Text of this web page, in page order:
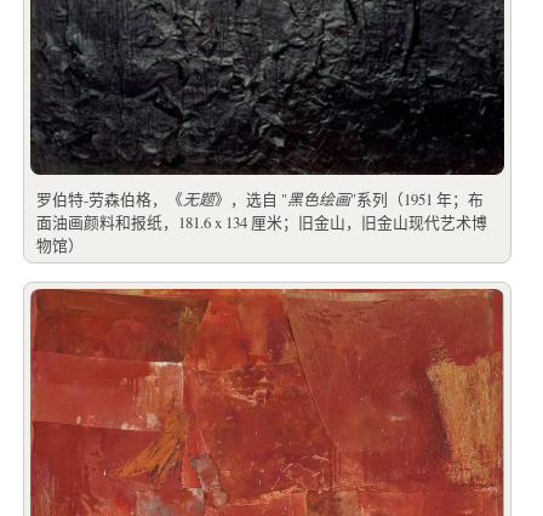
罗伯特-劳森伯格，《无题》，选自 "黑色绘画"系列（1951 年；布
面油画颜料和报纸，181.6 x 134 厘米；旧金山，旧金山现代艺术博
物馆）